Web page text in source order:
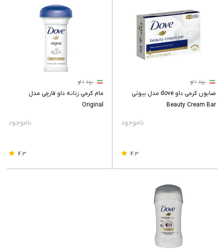
برند داو
صابون کرمی داو dove مدل بیوتی
Beauty Cream Bar
4.3
برند داو
مام کرمی زنانه داو قارچی مدل
Original
4.3